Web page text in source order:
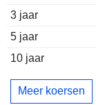
3 jaar
5 jaar
10 jaar
Meer koersen